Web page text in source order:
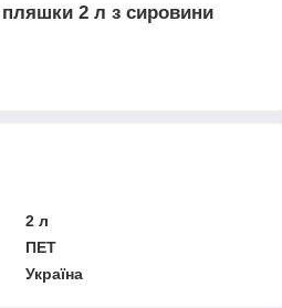
2 л з сировини
2 л
ПЕТ
Україна